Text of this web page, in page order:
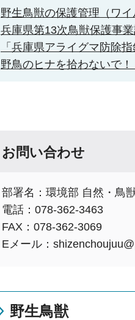
野生鳥獣の保護管理（ワ
兵庫県第13次鳥獣保護事
「兵庫県アライグマ防除
野鳥のヒナを拾わないで！
お問い合わせ
部署名：環境部 自然・鳥
電話：078-362-3463
FAX：078-362-3069
Eメール：
野生鳥獣